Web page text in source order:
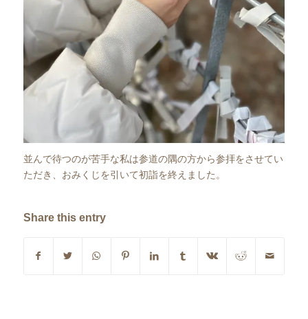
並んで待つのが苦手な私は参道の隅の方から参拝をさせてい
ただき、おみくじを引いて初詣を終えました。
Share this entry